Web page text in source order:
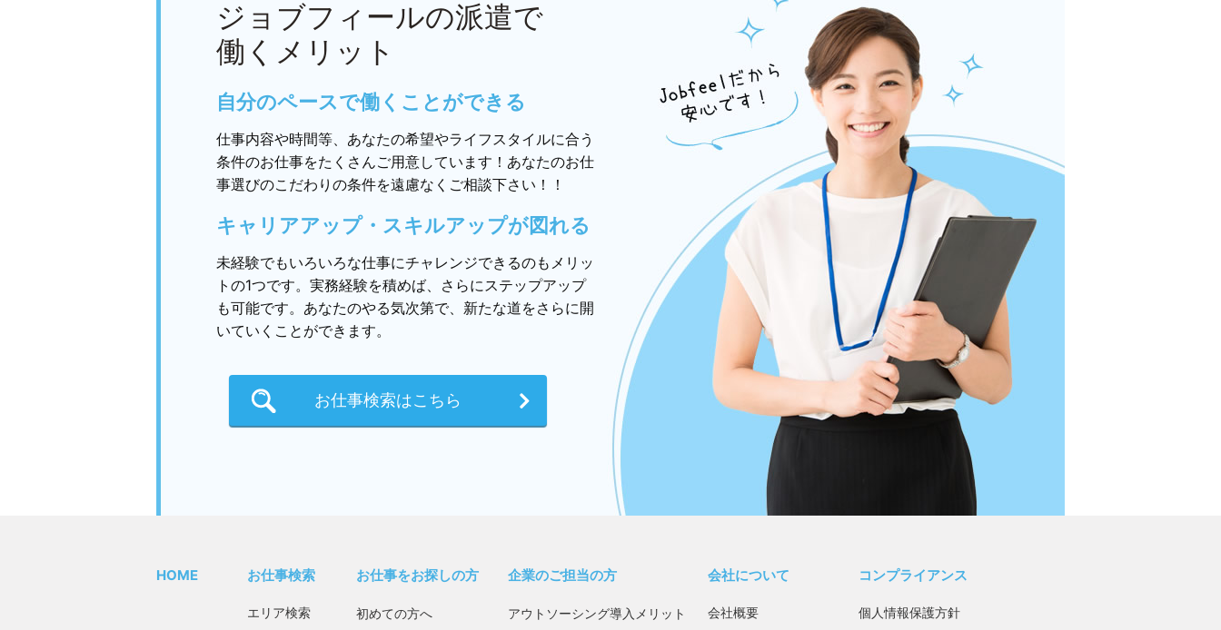
ジョブフィールの派遣で
働くメリット
自分のペースで働くことができる
仕事内容や時間等、あなたの希望やライフスタイルに合う
条件のお仕事をたくさんご用意しています！あなたのお仕
事選びのこだわりの条件を遠慮なくご相談下さい！！
キャリアアップ・スキルアップが図れる
未経験でもいろいろな仕事にチャレンジできるのもメリッ
トの1つです。実務経験を積めば、さらにステップアップ
も可能です。あなたのやる気次第で、新たな道をさらに開
いていくことができます。
お仕事検索はこちら
HOME お仕事検索
エリア検索
お仕事をお探しの方
初めての方へ
企業のご担当の方
アウトソーシング導入メリット
会社について
会社概要
コンプライアンス
個人情報保護方針